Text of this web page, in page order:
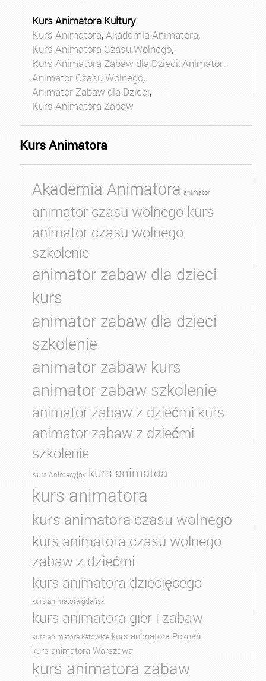
Kurs Animatora Kultury
Kurs Animatora,Akademia Animatora,
Kurs Animatora Czasu Wolnego,
Kurs Animatora Zabaw dla Dzieci,Animator,
Animator Czasu Wolnego,
Animator Zabaw dla Dzieci,
Kurs Animatora Zabaw
Kurs Animatora
Akademia Animatora animator
animator czasu wolnego kurs
animator czasu wolnego
szkolenie
animator zabaw dla dzieci
kurs
animator zabaw dla dzieci
szkolenie
animator zabaw kurs
animator zabaw szkolenie
animator zabaw z dziećmi kurs
animator zabaw z dziećmi
szkolenie
Kurs Animacyjny kurs animatoa
kurs animatora
kurs animatora czasu wolnego
kurs animatora czasu wolnego
zabaw z dziećmi
kurs animatora dziecięcego
kurs animatora gdańsk
kurs animatora gier i zabaw
kurs animatora katowice kurs animatora Poznań
kurs animatora Warszawa
kurs animatora zabaw